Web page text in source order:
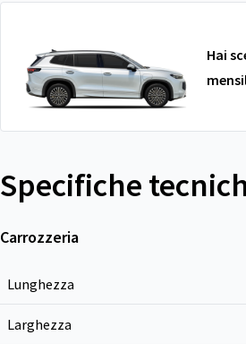
Hai
Specifiche
Carrozzeria
Lunghezza
Larghezza